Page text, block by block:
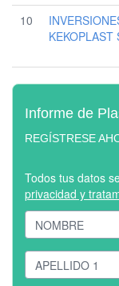
10
KEKOPLAST
Informe de
REGÍSTRESE
Todos tus datos
privacidad y